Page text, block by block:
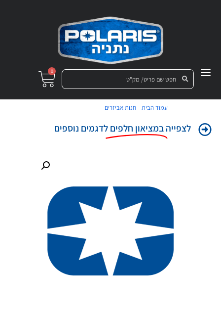
0
עמוד הבית חנות אביזרים
לצפייהבמציאון חלפים לדגמים נוספים